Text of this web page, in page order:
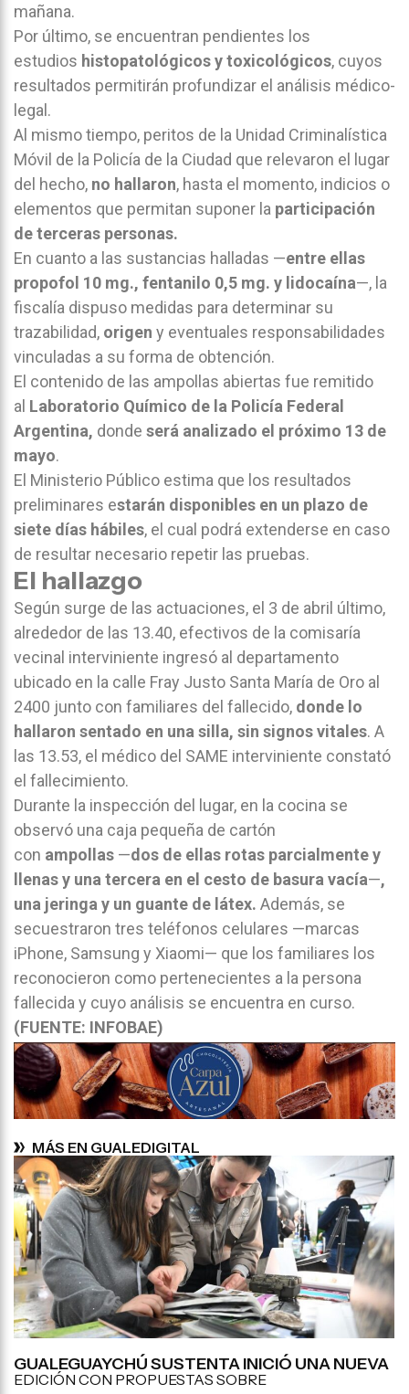
mañana.
Por último, se encuentran pendientes los
estudios histopatológicos y toxicológicos, cuyos
resultados permitirán profundizar el análisis médico-
legal.
Al mismo tiempo, peritos de la Unidad Criminalística
Móvil de la Policía de la Ciudad que relevaron el lugar
del hecho, no hallaron, hasta el momento, indicios o
elementos que permitan suponer la participación
de terceras personas.
En cuanto a las sustancias halladas —entre ellas
propofol 10 mg., fentanilo 0,5 mg. y lidocaína—, la
fiscalía dispuso medidas para determinar su
trazabilidad, origen y eventuales responsabilidades
vinculadas a su forma de obtención.
El contenido de las ampollas abiertas fue remitido
al Laboratorio Químico de la Policía Federal
Argentina, donde será analizado el próximo 13 de
mayo.
El Ministerio Público estima que los resultados
preliminares estarán disponibles en un plazo de
siete días hábiles, el cual podrá extenderse en caso
de resultar necesario repetir las pruebas.
El hallazgo
Según surge de las actuaciones, el 3 de abril último,
alrededor de las 13.40, efectivos de la comisaría
vecinal interviniente ingresó al departamento
ubicado en la calle Fray Justo Santa María de Oro al
2400 junto con familiares del fallecido, donde lo
hallaron sentado en una silla, sin signos vitales. A
las 13.53, el médico del SAME interviniente constató
el fallecimiento.
Durante la inspección del lugar, en la cocina se
observó una caja pequeña de cartón
con ampollas —dos de ellas rotas parcialmente y
llenas y una tercera en el cesto de basura vacía—,
una jeringa y un guante de látex. Además, se
secuestraron tres teléfonos celulares —marcas
iPhone, Samsung y Xiaomi— que los familiares los
reconocieron como pertenecientes a la persona
fallecida y cuyo análisis se encuentra en curso.
(FUENTE: INFOBAE)
MÁS EN GUALEDIGITAL
GUALEGUAYCHÚ SUSTENTA INICIÓ UNA NUEVA
EDICIÓN CON PROPUESTAS SOBRE